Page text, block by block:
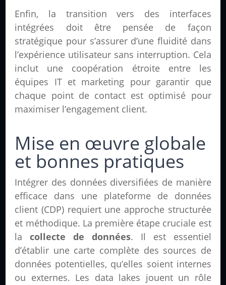
Enfin, la transition vers des interfaces
intégrées doit être pensée de façon
stratégique pour s’assurer d’une fluidité dans
l’expérience utilisateur sans interruption. Cela
inclut une coopération étroite entre les
équipes IT et marketing pour garantir que
chaque point de contact est optimisé pour
maximiser l’engagement client.
Mise en œuvre globale
et bonnes pratiques
Intégrer des données diversifiées de manière
efficace dans une plateforme de données
client (CDP) requiert une approche structurée
et méthodique. La première étape cruciale est
lacollecte de données. Il est essentiel
d’établir une carte complète des sources de
données potentielles, qu’elles soient internes
ou externes. Les data lakes jouent un rôle